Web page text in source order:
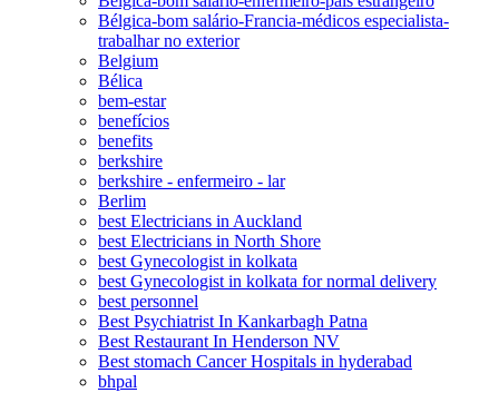
Bélgica-bom salário-Francia-médicos especialista-
trabalhar no exterior
Belgium
Bélica
bem-estar
benefícios
benefits
berkshire
berkshire - enfermeiro - lar
Berlim
best Electricians in Auckland
best Electricians in North Shore
best Gynecologist in kolkata
best Gynecologist in kolkata for normal delivery
best personnel
Best Psychiatrist In Kankarbagh Patna
Best Restaurant In Henderson NV
Best stomach Cancer Hospitals in hyderabad
bhpal